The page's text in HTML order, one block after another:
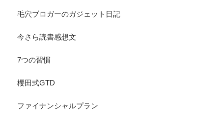
毛穴ブロガーのガジェット日記
今さら読書感想文
7つの習慣
櫻田式GTD
ファイナンシャルプラン